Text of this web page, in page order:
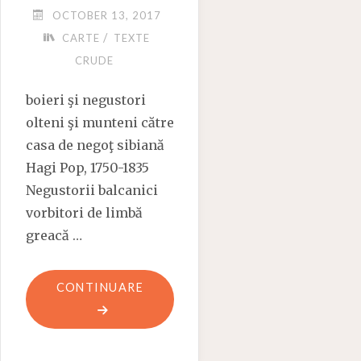
OCTOBER 13, 2017
CARTE / TEXTE
CRUDE
boieri şi negustori
olteni şi munteni către
casa de negoţ sibiană
Hagi Pop, 1750-1835
Negustorii balcanici
vorbitori de limbă
greacă …
CONTINUARE
SUTĂ
DE